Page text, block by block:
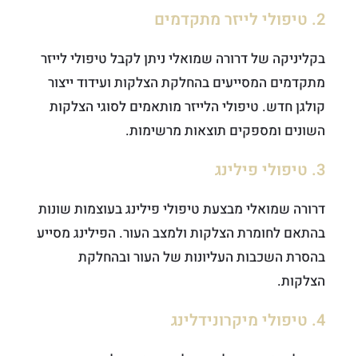
2. טיפולי לייזר מתקדמים
בקליניקה של דרורה שמואלי ניתן לקבל טיפולי לייזר
מתקדמים המסייעים בהחלקת הצלקות ועידוד ייצור
קולגן חדש. טיפולי הלייזר מותאמים לסוגי הצלקות
השונים ומספקים תוצאות מרשימות.
3. טיפולי פילינג
דרורה שמואלי מבצעת טיפולי פילינג בעוצמות שונות
בהתאם לחומרת הצלקות ולמצב העור. הפילינג מסייע
בהסרת השכבות העליונות של העור ובהחלקת
הצלקות.
4. טיפולי מיקרונידלינג